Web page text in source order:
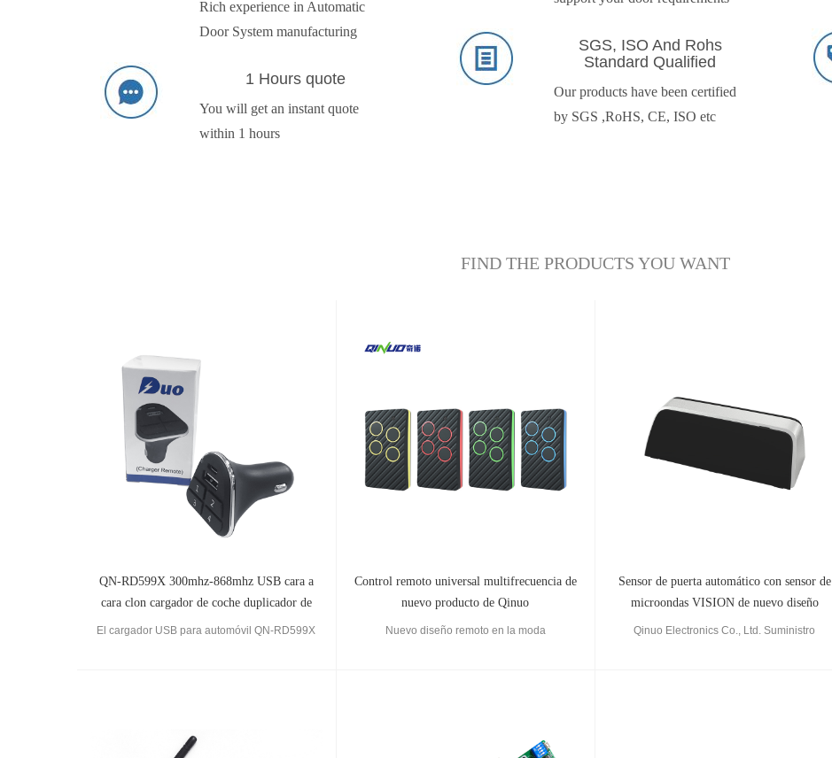
Rich experience in Automatic
Door System manufacturing
1 Hours quote
You will get an instant quote
within 1 hours
SGS, ISO And Rohs
Standard Qualified
Our products have been certified
by SGS ,RoHS, CE, ISO etc
FIND THE PRODUCTS YOU WANT
QN-RD599X 300mhz-868mhz USB cara a
cara clon cargador de coche duplicador de
control remoto
El cargador USB para automóvil QN-RD599X
Control remoto universal multifrecuencia de
nuevo producto de Qinuo
Nuevo diseño remoto en la moda
Sensor de puerta automático con sensor de
microondas VISION de nuevo diseño
Qinuo Electronics Co., Ltd. Suministro